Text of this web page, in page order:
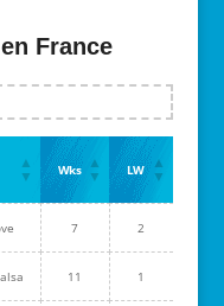
France
Wks LW
7 2
11 1